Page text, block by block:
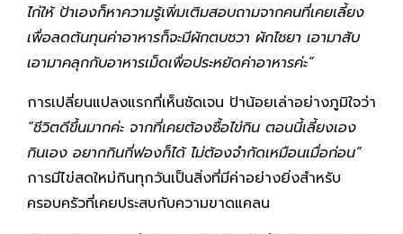
ไก่ให้ ป้าเองก็หาความรู้เพิ่มเติมสอบถามจากคนที่เคยเลี้ยง
เพื่อลดต้นทุนค่าอาหารก็จะมีผักตบชวา ผักไชยา เอามาสับ
เอามาคลุกกับอาหารเม็ดเพื่อประหยัดค่าอาหารค่ะ”
การเปลี่ยนแปลงแรกที่เห็นชัดเจน ป้าน้อยเล่าอย่างภูมิใจว่า
“ชีวิตดีขึ้นมากค่ะ จากที่เคยต้องซื้อไข่กิน ตอนนี้เลี้ยงเอง
กินเอง อยากกินกี่ฟองก็ได้ ไม่ต้องจำกัดเหมือนเมื่อก่อน”
การมีไข่สดใหม่กินทุกวันเป็นสิ่งที่มีค่าอย่างยิ่งสำหรับ
ครอบครัวที่เคยประสบกับความขาดแคลน